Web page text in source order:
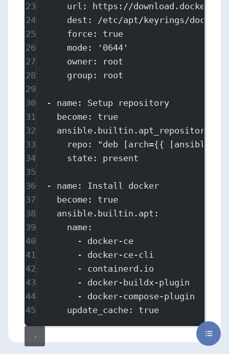
23
url : https://
24
dest : /etc/apt/keyrings/
25
force : true
26
mode :
'0644'
27
owner :
root
28
group :
root
29
30
- name : Setup repository
31
become : true
32
ansible.builtin.apt_repository
33
repo : "deb [arch={{
34
state : present
35
36
- name : Install docker
37
become : true
38
ansible.builtin.apt :
39
name :
40
- docker-ce
41
- docker-ce-cli
42
- containerd.io
43
- docker-buildx-plugin
44
- docker-compose-plugin
45
update_cache : true